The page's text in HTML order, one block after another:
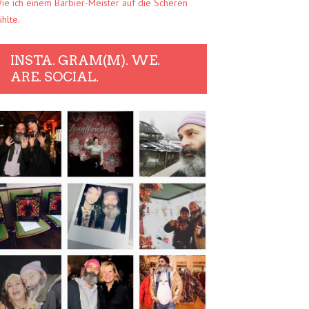
ich einem Barbier-Meister auf die Scheren
INSTA. GRAM(M). WE.
ARE. SOCIAL.